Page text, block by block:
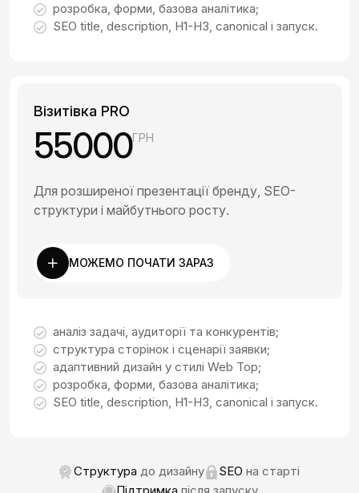
розробка, форми, базова аналітика;
SEO title, description, H1-H3, canonical і запуск.
Візитівка PRO
55000ГРН
Для розширеної презентації бренду, SEO-
структури і майбутнього росту.
МОЖЕМО ПОЧАТИ ЗАРАЗ
аналіз задачі, аудиторії та конкурентів;
структура сторінок і сценарії заявки;
адаптивний дизайн у стилі Web Top;
розробка, форми, базова аналітика;
SEO title, description, H1-H3, canonical і запуск.
Структура до дизайну SEO на старті
Підтримка після запуску